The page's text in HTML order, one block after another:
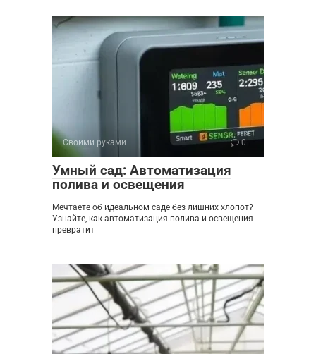
Своими руками 0
Умный сад: Автоматизация
полива и освещения
Мечтаете об идеальном саде без лишних хлопот?
Узнайте, как автоматизация полива и освещения
превратит